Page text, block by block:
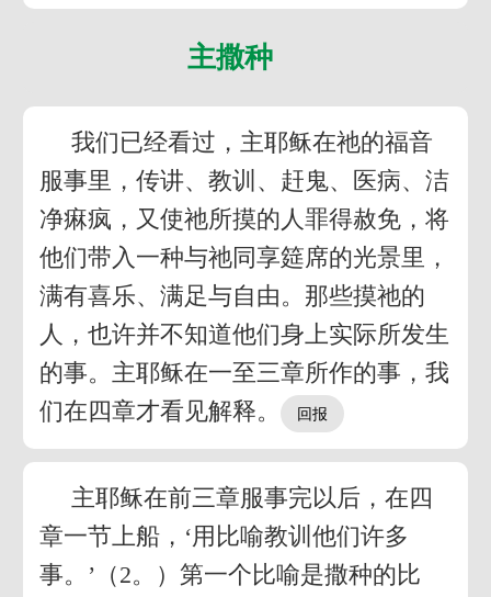
主撒种
我们已经看过，主耶稣在祂的福音
服事里，传讲、教训、赶鬼、医病、洁
净痳疯，又使祂所摸的人罪得赦免，将
他们带入一种与祂同享筵席的光景里，
满有喜乐、满足与自由。那些摸祂的
人，也许并不知道他们身上实际所发生
的事。主耶稣在一至三章所作的事，我
们在四章才看见解释。
主耶稣在前三章服事完以后，在四
章一节上船，‘用比喻教训他们许多
事。’（2。）第一个比喻是撒种的比